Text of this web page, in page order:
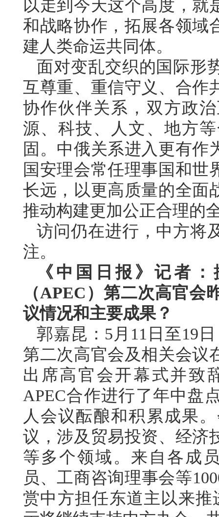
以走到今天这个高度，就
和战略协作，拓展各领域
建人类命运共同体。
面对变乱交织的国际形
互尊重、重信守义、合作
协作伙伴关系，双方政
源、科技、人文、地方
固。中俄关系进入更有作
国安理会常任理事国和世
长远，以更高质量的全面
推动构建更加公正合理的
访问仍在进行，中方将
注。
《中国日报》记者
（APEC）第二次高官
议情况和主要成果？
郭嘉昆：5月11日至19
第二次高官会及相关会议
出席高官会开幕式并致
APEC合作进行了年中盘
人会议酝酿和积累成果
议，涉及贸易投资、经济
等多个领域。来自各成
员、工商咨询理事会等
赏中方担任东道主以来